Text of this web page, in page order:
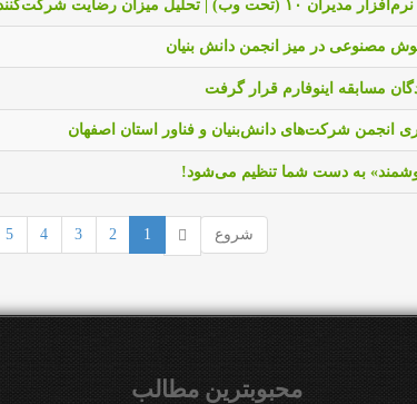
میزان رضایت شرکت‌کنندگان
مصنوعی در میز انجمن دانش بنیان
مسابقه اینوفارم قرار گرفت
انجمن شرکت‌های دانش‌بنیان و فناور استان اصفهان
به دست شما تنظیم می‌شود!
شروع 1
2
3
4
5
محبوبترين مطالب